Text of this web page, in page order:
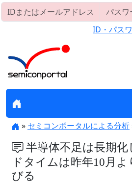
ID・パス
» セミコンポータルによる分析
半導体不足は長期化
ドタイムは昨年10月
びる